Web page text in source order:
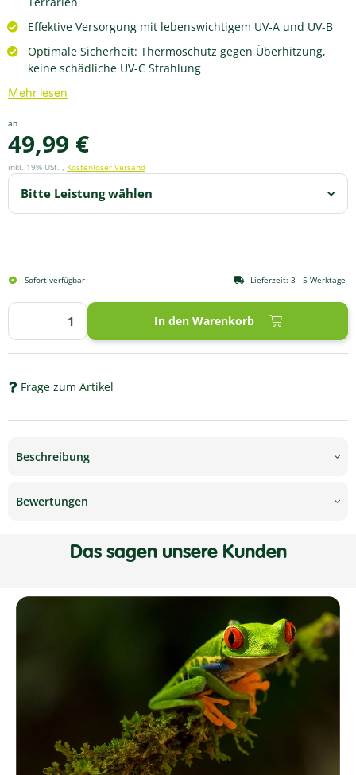
Effektive Versorgung mit lebenswichtigem UV-A und UV-B
Optimale Sicherheit: Thermoschutz gegen Überhitzung,
keine schädliche UV-C Strahlung
Mehr lesen
ab
49,99 €
inkl. 19% USt. , Kostenloser Versand
Bitte Leistung wählen
In den Warenkorb
Sofort verfügbar Lieferzeit: 3 - 5 Werktage
Frage zum Artikel
Beschreibung
Bewertungen
Das sagen unsere Kunden